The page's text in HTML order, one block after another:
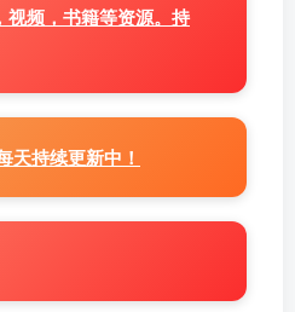
视频，书籍等资源。持
天持续更新中！